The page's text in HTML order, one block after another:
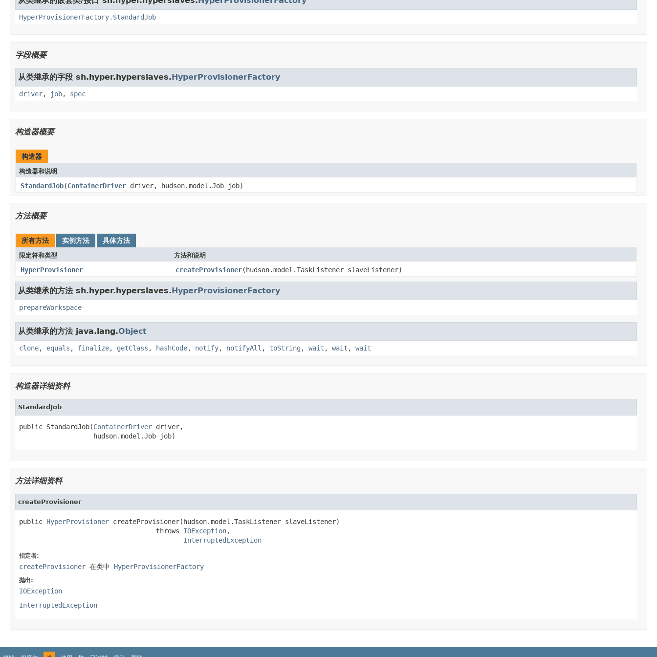
HyperProvisionerFactory.StandardJob
字段概要
从类继承的字段 sh.hyper.hyperslaves.HyperProvisionerFactory
driver, job, spec
构造器概要
构造器
构造器和说明
StandardJob(ContainerDriver driver, hudson.model.Job job)
方法概要
所有方法 实例方法 具体方法
限定符和类型 方法和说明
HyperProvisioner createProvisioner(hudson.model.TaskListener slaveListener)
从类继承的方法 sh.hyper.hyperslaves.HyperProvisionerFactory
prepareWorkspace
从类继承的方法 java.lang.Object
clone, equals , finalize, getClass , hashCode, notify, notifyAll , toString , wait , wait , wait
构造器详细资料
StandardJob
public StandardJob(ContainerDriver driver,
                   hudson.model.Job job)
方法详细资料
createProvisioner
public HyperProvisioner createProvisioner(hudson.model.TaskListener slaveListener)
                                   throws
IOException,
InterruptedException
指定者:
createProvisioner 在类中 HyperProvisionerFactory
抛出:
IOException
InterruptedException